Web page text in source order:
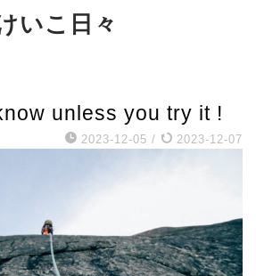
いこ日々
unless you try it !
2023-12-05 / 2023-12-07